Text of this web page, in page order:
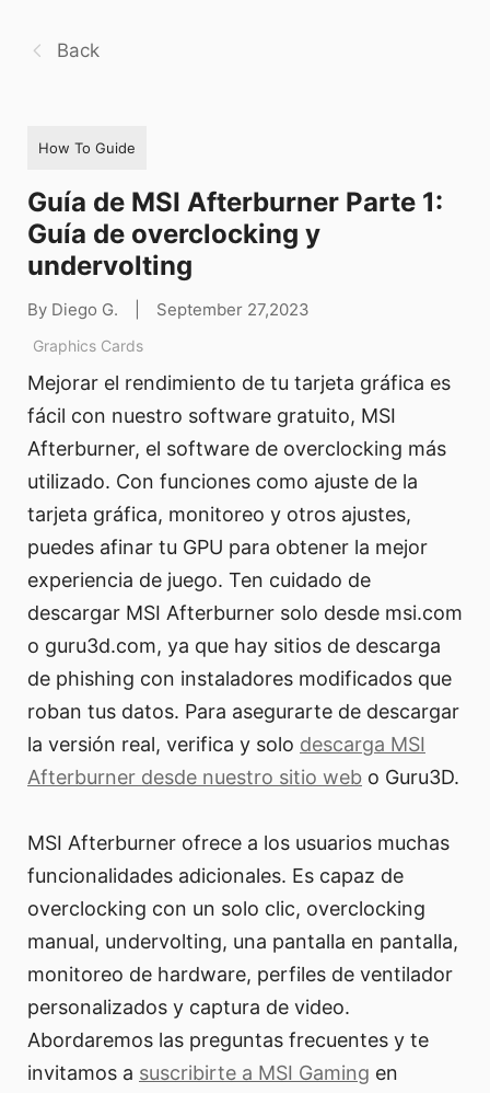
Back
How To Guide
Guía de MSI Afterburner Parte 1:
Guía de overclocking y
undervolting
By Diego G. September 27,2023
Graphics Cards
Mejorar el rendimiento de tu tarjeta gráfica es
fácil con nuestro software gratuito, MSI
Afterburner, el software de overclocking más
utilizado. Con funciones como ajuste de la
tarjeta gráfica, monitoreo y otros ajustes,
puedes afinar tu GPU para obtener la mejor
experiencia de juego. Ten cuidado de
descargar MSI Afterburner solo desde msi.com
o guru3d.com, ya que hay sitios de descarga
de phishing con instaladores modificados que
roban tus datos. Para asegurarte de descargar
la versión real, verifica y solo descarga MSI
Afterburner desde nuestro sitio web o Guru3D.
MSI Afterburner ofrece a los usuarios muchas
funcionalidades adicionales. Es capaz de
overclocking con un solo clic, overclocking
manual, undervolting, una pantalla en pantalla,
monitoreo de hardware, perfiles de ventilador
personalizados y captura de video.
Abordaremos las preguntas frecuentes y te
invitamos a suscribirte a MSI Gaming en